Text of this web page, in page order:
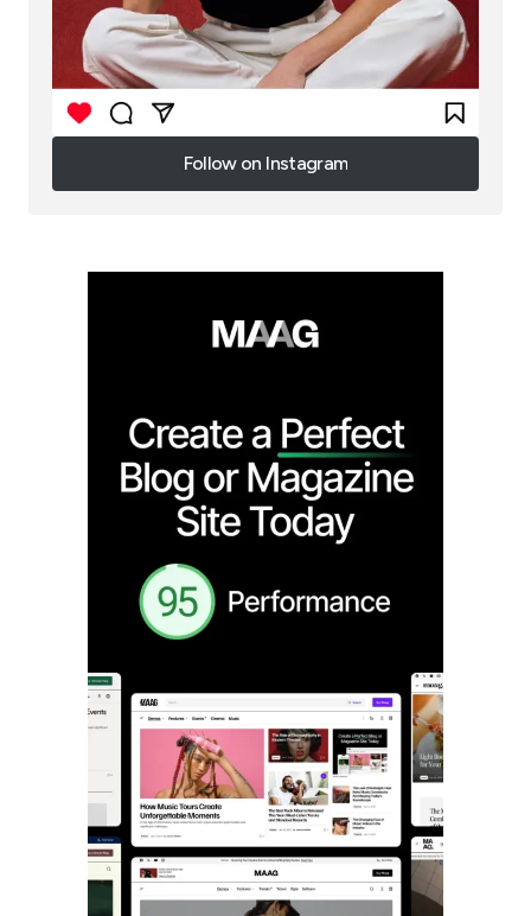
Follow on Instagram
Follow on Instagram